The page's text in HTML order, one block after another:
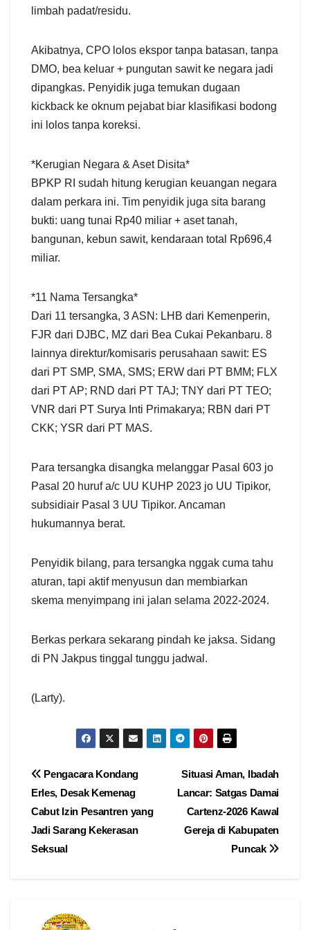
limbah padat/residu.
Akibatnya, CPO lolos ekspor tanpa batasan, tanpa
DMO, bea keluar + pungutan sawit ke negara jadi
dipangkas. Penyidik juga temukan dugaan
kickback ke oknum pejabat biar klasifikasi bodong
ini lolos tanpa koreksi.
*Kerugian Negara & Aset Disita*
BPKP RI sudah hitung kerugian keuangan negara
dalam perkara ini. Tim penyidik juga sita barang
bukti: uang tunai Rp40 miliar + aset tanah,
bangunan, kebun sawit, kendaraan total Rp696,4
miliar.
*11 Nama Tersangka*
Dari 11 tersangka, 3 ASN: LHB dari Kemenperin,
FJR dari DJBC, MZ dari Bea Cukai Pekanbaru. 8
lainnya direktur/komisaris perusahaan sawit: ES
dari PT SMP, SMA, SMS; ERW dari PT BMM; FLX
dari PT AP; RND dari PT TAJ; TNY dari PT TEO;
VNR dari PT Surya Inti Primakarya; RBN dari PT
CKK; YSR dari PT MAS.
Para tersangka disangka melanggar Pasal 603 jo
Pasal 20 huruf a/c UU KUHP 2023 jo UU Tipikor,
subsidiair Pasal 3 UU Tipikor. Ancaman
hukumannya berat.
Penyidik bilang, para tersangka nggak cuma tahu
aturan, tapi aktif menyusun dan membiarkan
skema menyimpang ini jalan selama 2022-2024.
Berkas perkara sekarang pindah ke jaksa. Sidang
di PN Jakpus tinggal tunggu jadwal.
(Larty).
Navigasi
pos
Situasi Aman, Ibadah
Lancar: Satgas Damai
Cartenz-2026 Kawal
Gereja di Kabupaten
Puncak
Pengacara Kondang
Erles, Desak Kemenag
Cabut Izin Pesantren yang
Jadi Sarang Kekerasan
Seksual